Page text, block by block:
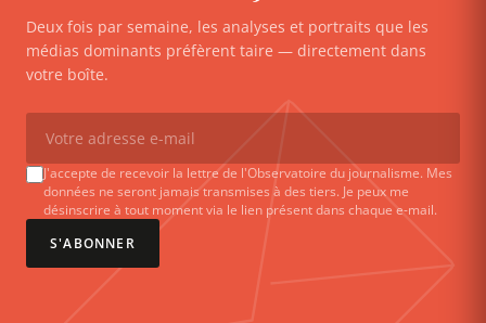
Deux fois par semaine, les analyses et portraits que les
médias dominants préfèrent taire — directement dans
votre boîte.
J'accepte de recevoir la lettre de l'Observatoire du journalisme. Mes
données ne seront jamais transmises à des tiers. Je peux me
désinscrire à tout moment via le lien présent dans chaque e-mail.
S'ABONNER